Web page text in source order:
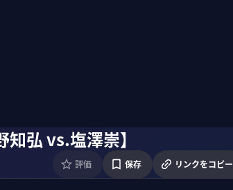
弘 vs.塩澤崇】
評価 保存 リンクをコピー